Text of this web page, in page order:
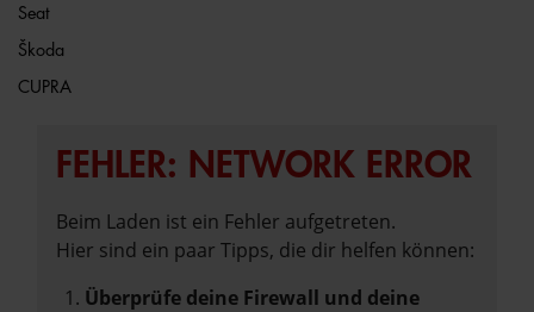
Seat
Škoda
CUPRA
FEHLER: NETWORK ERROR
Beim Laden ist ein Fehler aufgetreten.
Hier sind ein paar Tipps, die dir helfen können:
Überprüfe deine Firewall und deine